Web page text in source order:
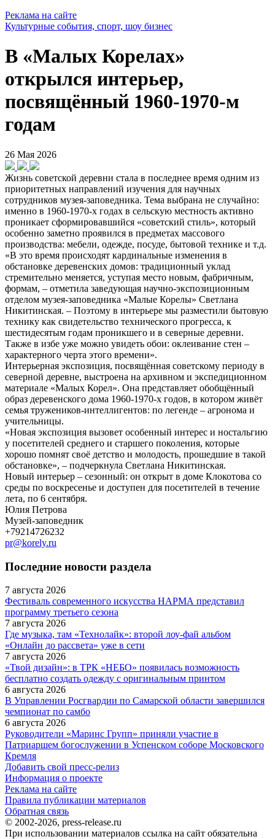
Реклама на сайте
Культурные события, спорт, шоу бизнес
В «Малых Корелах»
открылся интерьер,
посвящённый 1960-1970-м
годам
26 Мая 2026
Жизнь советской деревни стала в последнее время одним из
приоритетных направлений изучения для научных
сотрудников музея-заповедника. Тема выбрана не случайно:
именно в 1960-1970-х годах в сельскую местность активно
проникает сформировавшийся «советский стиль», который
особенно заметно проявился в предметах массового
производства: мебели, одежде, посуде, бытовой технике и т.д.
«В это время происходят кардинальные изменения в
обстановке деревенских домов: традиционный уклад
стремительно меняется, уступая место новым, фабричным,
формам, – отметила заведующая научно-экспозиционным
отделом музея-заповедника «Малые Корелы» Светлана
Никитинская. – Поэтому в интерьере мы разместили бытовую
технику как свидетельство технического прогресса, к
шестидесятым годам проникшего и в северные деревни.
Также в избе уже можно увидеть обои: оклеивание стен –
характерного черта этого времени».
Интерьерная экспозиция, посвящённая советскому периоду в
северной деревне, выстроена на архивном и экспедиционном
материале «Малых Корел». Она представляет обобщённый
образ деревенского дома 1960-1970-х годов, в котором живёт
семья тружеников-интеллигентов: по легенде – агронома и
учительницы.
«Новая экспозиция вызовет особенный интерес и ностальгию
у посетителей среднего и старшего поколения, которые
хорошо помнят своё детство и молодость, прошедшие в такой
обстановке», – подчеркнула Светлана Никитинская.
Новый интерьер – сезонный: он открыт в доме Клокотова со
среды по воскресенье и доступен для посетителей в течение
лета, по 6 сентября.
Юлия Петрова
Музей-заповедник
+79214726232
pr@korely.ru
Последние новости раздела
7 августа 2026
Фестиваль современного искусства НАРМА представил
программу третьего сезона
7 августа 2026
Где музыка, там «Технолайк»: второй лоу-фай альбом
«Онлайн до рассвета» уже в сети
7 августа 2026
«Твой дизайн»: в ТРК «НЕБО» появилась возможность
бесплатно создать одежду с оригинальным принтом
6 августа 2026
В Управлении Росгвардии по Самарской области завершился
чемпионат по самбо
6 августа 2026
Руководители «Маринс Групп» приняли участие в
Патриаршем богослужении в Успенском соборе Московского
Кремля
Добавить свой пресс-релиз
Информация о проекте
Реклама на сайте
Правила публикации материалов
Обратная связь
© 2002-2026, press-release.ru
При использовании материалов ссылка на сайт обязательна